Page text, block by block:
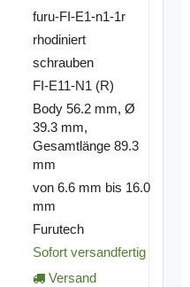
furu-FI-E1-n1-1r
rhodiniert
schrauben
FI-E11-N1 (R)
Body 56.2 mm, Ø
39.3 mm,
Gesamtlänge 89.3
mm
von 6.6 mm bis 16.0
mm
Furutech
Sofort versandfertig
Versand